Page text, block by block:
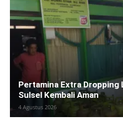
Pertamina Extra Dropping
Sulsel Kembali Aman
4 Agustus 2026